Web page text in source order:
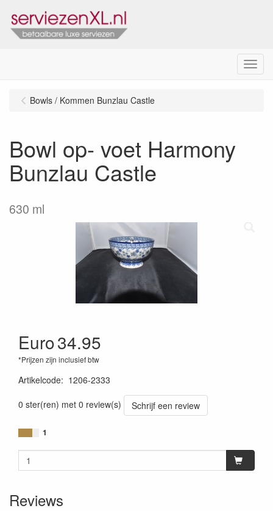
Menu
Bowls / Kommen Bunzlau Castle
Bowl op- voet Harmony
Bunzlau Castle
630 ml
Euro34.95
*Prijzen zijn inclusief btw
Artikelcode: 1206-2333
0 ster(ren) met 0 review(s)
Schrijf een review
1
Reviews